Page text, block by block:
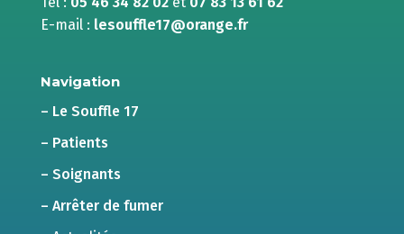
E-mail : lesouffle17@orange.fr
Navigation
– Le Souffle 17
– Patients
– Soignants
– Arrêter de fumer